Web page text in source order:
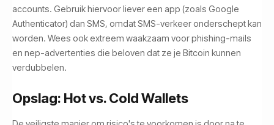
accounts. Gebruik hiervoor liever een app (zoals Google
Authenticator) dan SMS, omdat SMS-verkeer onderschept kan
worden. Wees ook extreem waakzaam voor phishing-mails
en nep-advertenties die beloven dat ze je Bitcoin kunnen
verdubbelen.
Opslag: Hot vs. Cold Wallets